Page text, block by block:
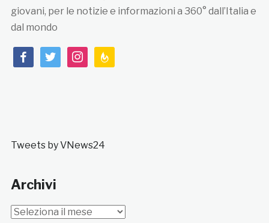
giovani, per le notizie e informazioni a 360° dall’Italia e
dal mondo
facebooktwitterinstagramfeedburner
Tweets by VNews24
Archivi
Archivi